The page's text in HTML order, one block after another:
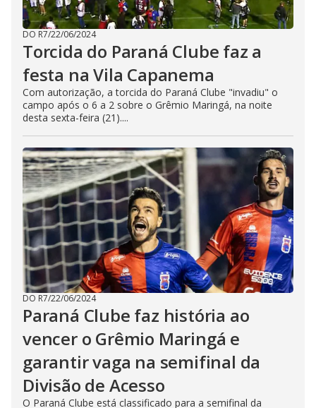
DO R7/22/06/2024
Torcida do Paraná Clube faz a
festa na Vila Capanema
Com autorização, a torcida do Paraná Clube "invadiu" o
campo após o 6 a 2 sobre o Grêmio Maringá, na noite
desta sexta-feira (21)....
DO R7/22/06/2024
Paraná Clube faz história ao
vencer o Grêmio Maringá e
garantir vaga na semifinal da
Divisão de Acesso
O Paraná Clube está classificado para a semifinal da